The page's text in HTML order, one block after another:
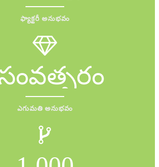
ఫ్యాక్టరీ అనుభవం
ఎగుమతి అనుభవం